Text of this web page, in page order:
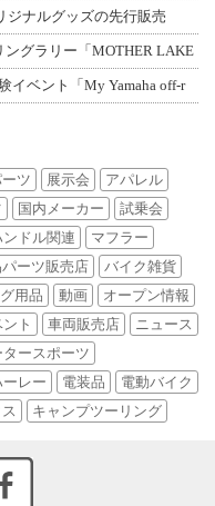
ジナルグッズの先行販売
グラリー「MOTHER LAKE
イベント「My Yamaha off-r
ツ 展示会
アパレル
国内メーカー
試乗会
ンドル関連
マフラー
パーツ販売店
バイク雑貨
用品 動画
オープン情報
ト 車両販売店
ニュース
タースポーツ
ーレー 電装品
電動バイク
キャンプツーリング